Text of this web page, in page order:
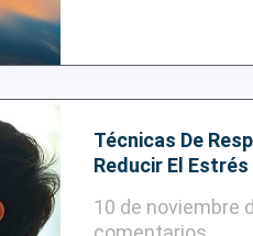
Técnicas De
Reducir El Estrés
10 de noviembre